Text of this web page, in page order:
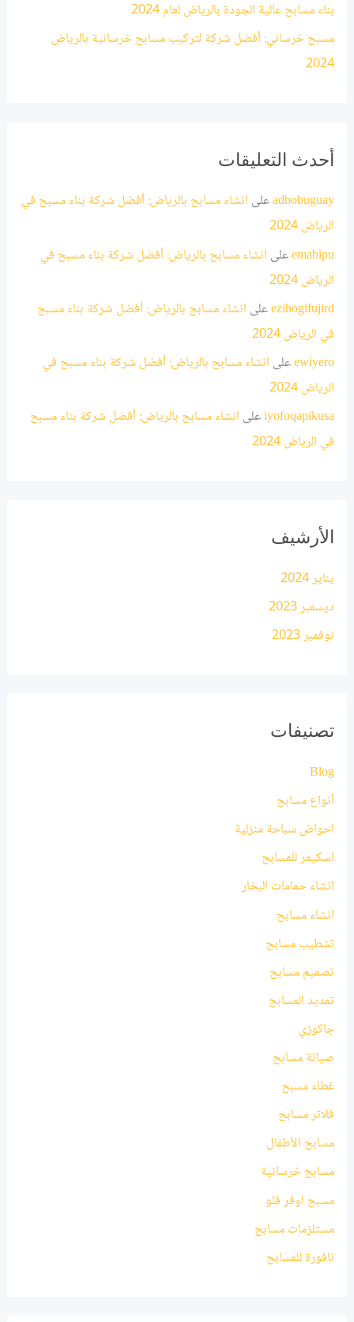
بناء مسابح عالية الجودة بالرياض لعام 2024
مسبح خرساني: أفضل شركة لتركيب مسابح خرسانية بالرياض
2024
أحدث التعليقات
adbobuguayعلى انشاء مسابح بالرياض: أفضل شركة بناء مسبح في
الرياض 2024
emabipuعلى انشاء مسابح بالرياض: أفضل شركة بناء مسبح في
الرياض 2024
ezihogifujirdعلى انشاء مسابح بالرياض: أفضل شركة بناء مسبح
في الرياض 2024
ewiyeroعلى انشاء مسابح بالرياض: أفضل شركة بناء مسبح في
الرياض 2024
iyofoqapikusaعلى انشاء مسابح بالرياض: أفضل شركة بناء مسبح
في الرياض 2024
الأرشيف
يناير 2024
ديسمبر 2023
نوفمبر 2023
تصنيفات
Blog
أنواع مسابح
احواض سباحة منزلية
اسكيمر للمسابح
انشاء حمامات البخار
انشاء مسابح
تشطيب مسابح
تصميم مسابح
تمديد المسابح
جاكوزي
صيانة مسابح
غطاء مسبح
فلاتر مسابح
مسابح الأطفال
مسابح خرسانية
مسبح اوفر فلو
مستلزمات مسابح
نافورة للمسابح